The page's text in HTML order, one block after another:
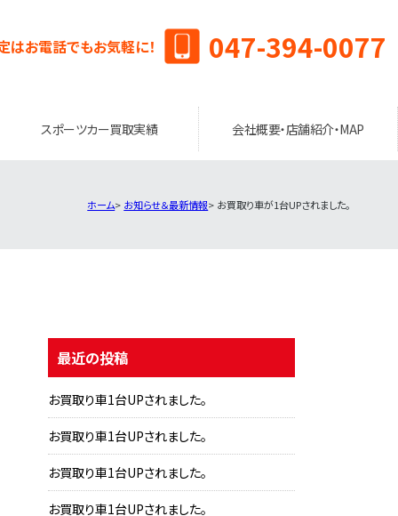
はお電話でもお気軽に！ 047-394-0077
スポーツカー買取実績 会社概要・店舗紹介・MAP
ホーム お知らせ＆最新情報 お買取り車が1台UPされました。
最近の投稿
お買取り車1台UPされました。
お買取り車1台UPされました。
お買取り車1台UPされました。
お買取り車1台UPされました。